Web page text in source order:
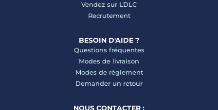
Vendez sur LDLC
Recrutement
BESOIN D'AIDE ?
Questions fréquentes
Modes de livraison
Modes de règlement
Demander un retour
NOUS CONTACTER :